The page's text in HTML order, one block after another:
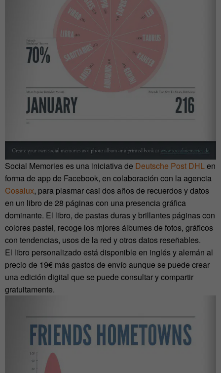
Social Memories es una iniciativa de Deutsche Post DHLen
forma de app de Facebook, en colaboración con la agencia
Cosalux, para plasmar casi dos años de recuerdos y datos
en un libro de 28 páginas con una presencia gráfica
dominante. El libro, de pastas duras y brillantes páginas con
colores pastel, recoge los mjores álbumes de fotos, gráficos
con tendencias, usos de la red y otros datos reseñables.
El libro personalizado está disponible en inglés y alemán al
precio de 19€ más gastos de envío aunque se puede crear
una edición digital que se puede consultar y compartir
gratuitamente.